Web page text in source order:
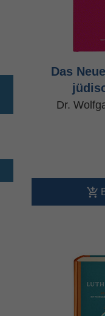
Das
Dr.